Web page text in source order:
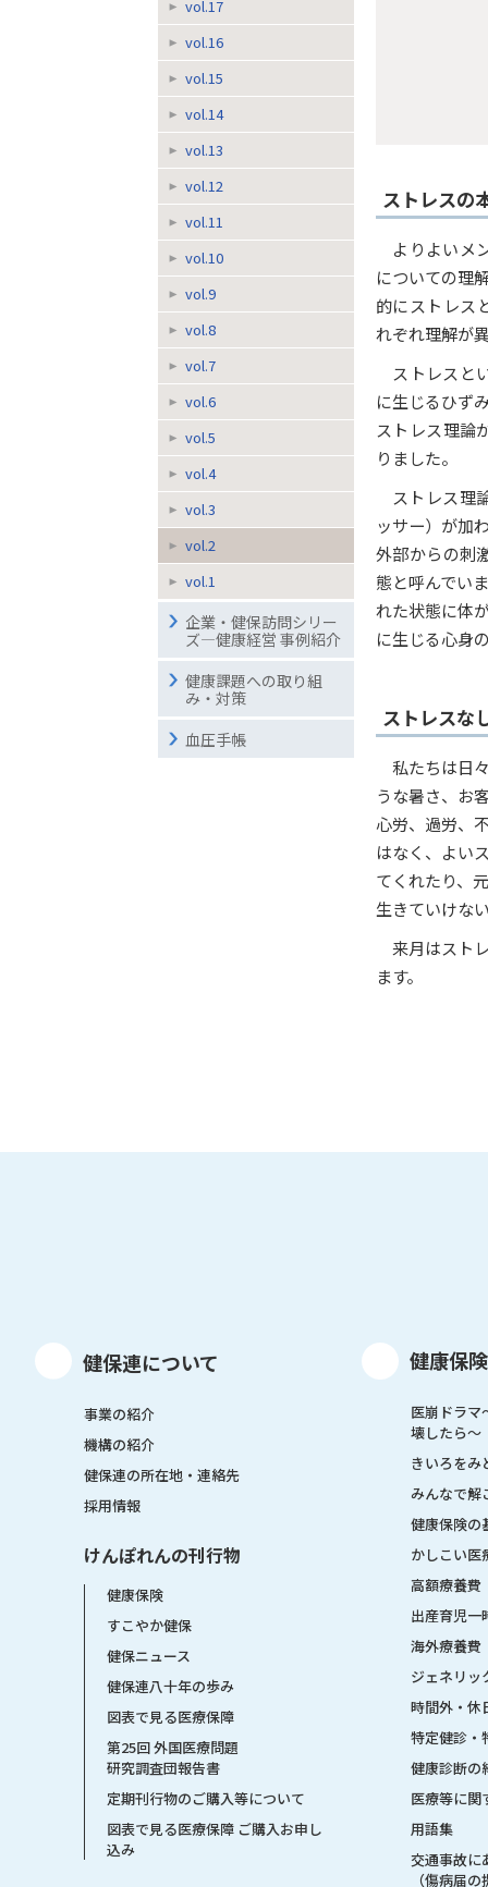
ストレスの
よりよいメ
についての理
的にストレス
れぞれ理解が
ストレスと
に生じるひず
ストレス理論
りました。
ストレス理
ッサー）が加
外部からの刺
態と呼んでい
れた状態に体
に生じる心身
ストレスな
私たちは日
うな暑さ、お
心労、過労、
はなく、よい
てくれたり、
生きていけな
来月はスト
ます。
vol.17
vol.16
vol.15
vol.14
vol.13
vol.12
vol.11
vol.10
vol.9
vol.8
vol.7
vol.6
vol.5
vol.4
vol.3
vol.2
vol.1
企業・健保訪問シリー
ズ―健康経営 事例紹介
健康課題への取り組
み・対策
血圧手帳
健保連について
事業の紹介
機構の紹介
健保連の所在地・連絡先
採用情報
けんぽれんの刊行物
健康保険
すこやか健保
健保ニュース
健保連八十年の歩み
図表で見る医療保障
第25回 外国医療問題
研究調査団報告書
定期刊行物のご購入等について
図表で見る医療保障 ご購入お申し
込み
健康保
医崩ドラマ
壊したら〜
きいろをみ
みんなで解
健康保険の
かしこい医
高額療養費
出産育児一
海外療養費
ジェネリッ
時間外・休
特定健診・
健康診断の
医療等に関
用語集
交通事故に
（傷病届